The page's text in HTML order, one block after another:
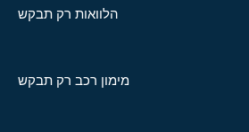
הלוואות רק תבקש
מימון רכב רק תבקש